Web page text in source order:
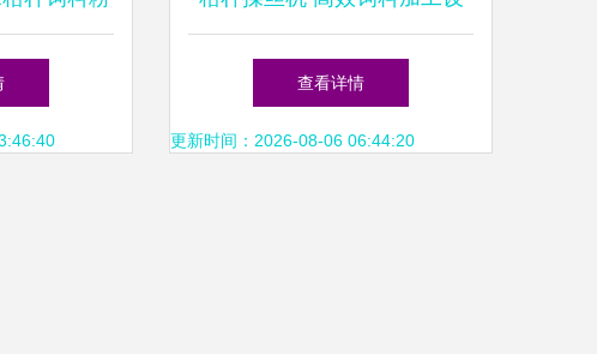
工贸的可 备介绍
查看详情
更新时间：2026-08-06 06:44:20